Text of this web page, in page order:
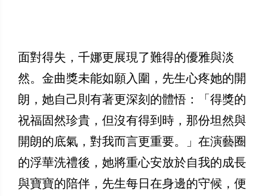
面對得失，千娜更展現了難得的優雅與淡
然。金曲獎未能如願入圍，先生心疼她的開
朗，她自己則有著更深刻的體悟：「得獎的
祝福固然珍貴，但沒有得到時，那份坦然與
開朗的底氣，對我而言更重要。」在演藝圈
的浮華洗禮後，她將重心安放於自我的成長
與寶寶的陪伴，先生每日在身邊的守候，便